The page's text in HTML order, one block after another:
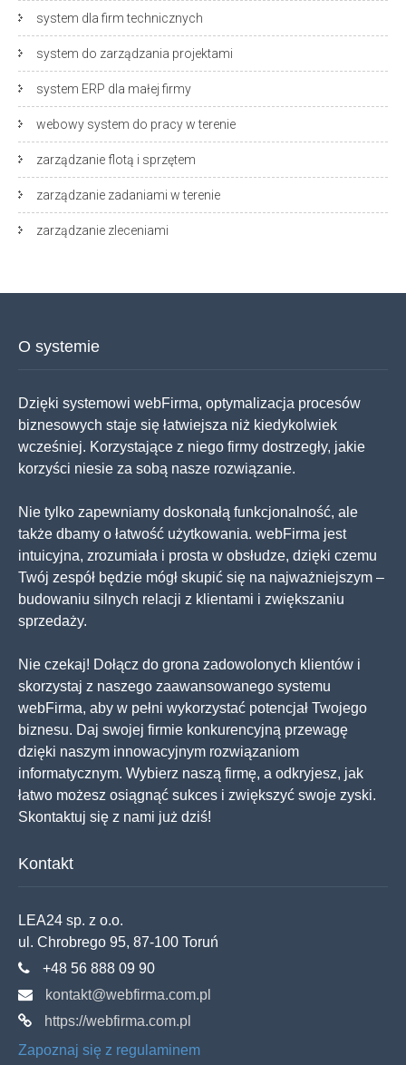
system dla firm technicznych
system do zarządzania projektami
system ERP dla małej firmy
webowy system do pracy w terenie
zarządzanie flotą i sprzętem
zarządzanie zadaniami w terenie
zarządzanie zleceniami
O systemie
Dzięki systemowi webFirma, optymalizacja procesów
biznesowych staje się łatwiejsza niż kiedykolwiek
wcześniej. Korzystające z niego firmy dostrzegły, jakie
korzyści niesie za sobą nasze rozwiązanie.
Nie tylko zapewniamy doskonałą funkcjonalność, ale
także dbamy o łatwość użytkowania. webFirma jest
intuicyjna, zrozumiała i prosta w obsłudze, dzięki czemu
Twój zespół będzie mógł skupić się na najważniejszym –
budowaniu silnych relacji z klientami i zwiększaniu
sprzedaży.
Nie czekaj! Dołącz do grona zadowolonych klientów i
skorzystaj z naszego zaawansowanego systemu
webFirma, aby w pełni wykorzystać potencjał Twojego
biznesu. Daj swojej firmie konkurencyjną przewagę
dzięki naszym innowacyjnym rozwiązaniom
informatycznym. Wybierz naszą firmę, a odkryjesz, jak
łatwo możesz osiągnąć sukces i zwiększyć swoje zyski.
Skontaktuj się z nami już dziś!
Kontakt
LEA24 sp. z o.o.
ul. Chrobrego 95, 87-100 Toruń
+48 56 888 09 90
kontakt@webfirma.com.pl
https://webfirma.com.pl
Zapoznaj się z regulaminem